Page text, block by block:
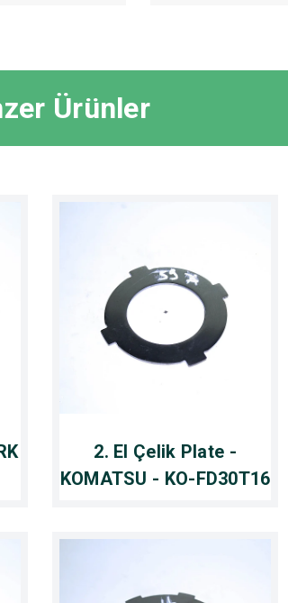
Ürünler
2. El Çelik Plate -
KOMATSU - KO-FD30T16